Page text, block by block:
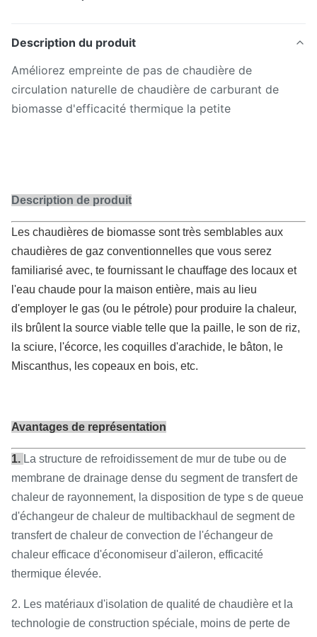
Description du produit
Améliorez empreinte de pas de chaudière de
circulation naturelle de chaudière de carburant de
biomasse d'efficacité thermique la petite
Description de produit
Les chaudières de biomasse sont très semblables aux
chaudières de gaz conventionnelles que vous serez
familiarisé avec, te fournissant le chauffage des locaux et
l'eau chaude pour la maison entière, mais au lieu
d'employer le gas (ou le pétrole) pour produire la chaleur,
ils brûlent la source viable telle que la paille, le son de riz,
la sciure, l'écorce, les coquilles d'arachide, le bâton, le
Miscanthus, les copeaux en bois, etc.
Avantages de représentation
1. La structure de refroidissement de mur de tube ou de
membrane de drainage dense du segment de transfert de
chaleur de rayonnement, la disposition de type s de queue
d'échangeur de chaleur de multibackhaul de segment de
transfert de chaleur de convection de l'échangeur de
chaleur efficace d'économiseur d'aileron, efficacité
thermique élevée.
2. Les matériaux d'isolation de qualité de chaudière et la
technologie de construction spéciale, moins de perte de